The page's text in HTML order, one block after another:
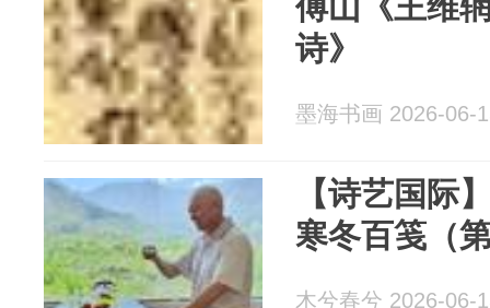
诗》
墨海书画 2026-06-
【诗艺国际
寒冬百笺（
木兮春兮 2026-06-